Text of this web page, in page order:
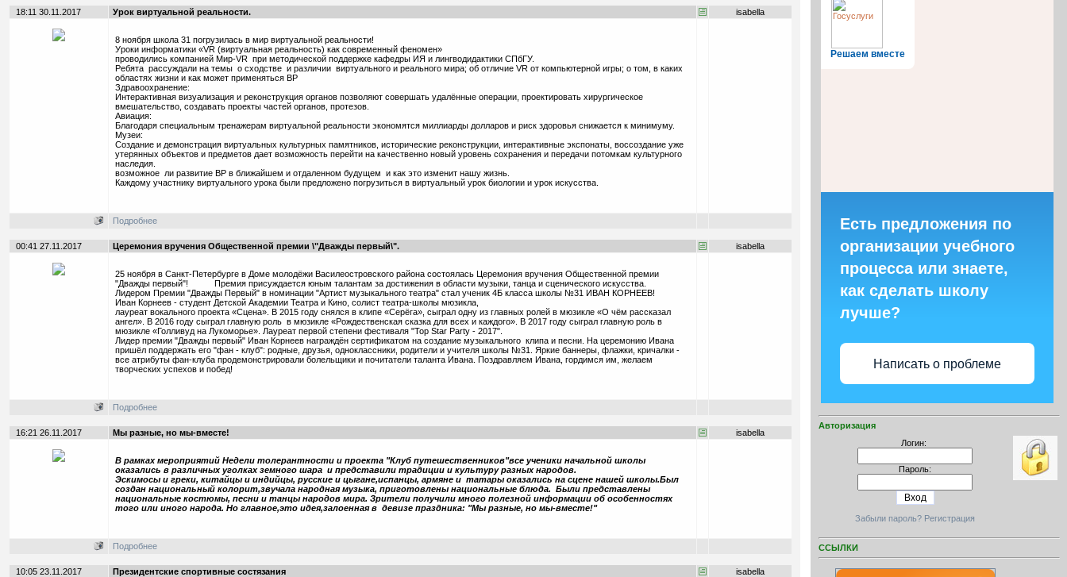
18:11 30.11.2017 Урок виртуальной реальности. isabella
8 ноября школа 31 погрузилась в мир виртуальной реальности!
Уроки информатики «VR (виртуальная реальность) как современный феномен»
проводились компанией Мир-VR при методической поддержке кафедры ИЯ и лингводидактики СПбГУ.
Ребята рассуждали на темы о сходстве и различии виртуального и реального мира; об отличие VR от компьютерной игры; о том, в каких
областях жизни и как может применяться ВР
Здравоохранение:
Интерактивная визуализация и реконструкция органов позволяют совершать удалённые операции, проектировать хирургическое
вмешательство, создавать проекты частей органов, протезов.
Авиация:
Благодаря специальным тренажерам виртуальной реальности экономятся миллиарды долларов и риск здоровья снижается к минимуму.
Музеи:
Создание и демонстрация виртуальных культурных памятников, исторические реконструкции, интерактивные экспонаты, воссоздание уже
утерянных объектов и предметов дает возможность перейти на качественно новый уровень сохранения и передачи потомкам культурного
наследия.
возможное ли развитие ВР в ближайшем и отдаленном будущем и как это изменит нашу жизнь.
Каждому участнику виртуального урока были предложено погрузиться в виртуальный урок биологии и урок искусства.
Подробнее
00:41 27.11.2017 Церемония вручения Общественной премии \"Дважды первый\". isabella
25 ноября в Санкт-Петербурге в Доме молодёжи Василеостровского района состоялась Церемония вручения Общественной премии
"Дважды первый"! Премия присуждается юным талантам за достижения в области музыки, танца и сценического искусства.
Лидером Премии "Дважды Первый" в номинации "Артист музыкального театра" стал ученик 4Б класса школы №31 ИВАН КОРНЕЕВ!
Иван Корнеев - студент Детской Академии Театра и Кино, солист театра-школы мюзикла,
лауреат вокального проекта «Сцена». В 2015 году снялся в клипе «Серёга», сыграл одну из главных ролей в мюзикле «О чём рассказал
ангел». В 2016 году сыграл главную роль в мюзикле «Рождественская сказка для всех и каждого». В 2017 году сыграл главную роль в
мюзикле «Голливуд на Лукоморье». Лауреат первой степени фестиваля "Top Star Party - 2017".
Лидер премии "Дважды первый" Иван Корнеев награждён сертификатом на создание музыкального клипа и песни. На церемонию Ивана
пришёл поддержать его "фан - клуб": родные, друзья, одноклассники, родители и учителя школы №31. Яркие баннеры, флажки, кричалки -
все атрибуты фан-клуба продемонстрировали болельщики и почитатели таланта Ивана. Поздравляем Ивана, гордимся им, желаем
творческих успехов и побед!
Подробнее
16:21 26.11.2017 Мы разные, но мы-вместе! isabella
В рамках мероприятий Недели толерантности и проекта "Клуб путешественников"все ученики начальной школы
оказались в различных уголках земного шара и представили традиции и культуру разных народов.
Эскимосы и греки, китайцы и индийцы, русские и цыгане,испанцы, армяне и татары оказались на сцене нашей школы.Был
создан национальный колорит,звучала народная музыка, приготовлены национальные блюда. Были представлены
национальные костюмы, песни и танцы народов мира. Зрители получили много полезной информации об особенностях
того или иного народа. Но главное,это идея,залоенная в девизе праздника: "Мы разные, но мы-вместе!"
Подробнее
10:05 23.11.2017 Президентские спортивные состязания isabella
Решаем вместе
Есть предложения по
организации учебного
процесса или знаете,
как сделать школу
лучше?
Написать о проблеме
Авторизация
Логин:
Пароль:
Забыли пароль? Регистрация
ССЫЛКИ